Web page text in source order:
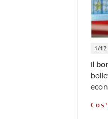
1/12
Il